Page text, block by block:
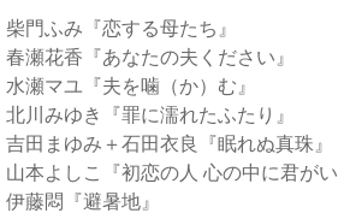
柴門ふみ『恋する母たち』
春瀬花香『あなたの夫ください』
水瀬マユ『夫を噛（か）む』
北川みゆき『罪に濡れたふたり』
吉田まゆみ＋石田衣良『眠れぬ真珠』
山本よしこ『初恋の人 心の中に君が
伊藤悶『避暑地』